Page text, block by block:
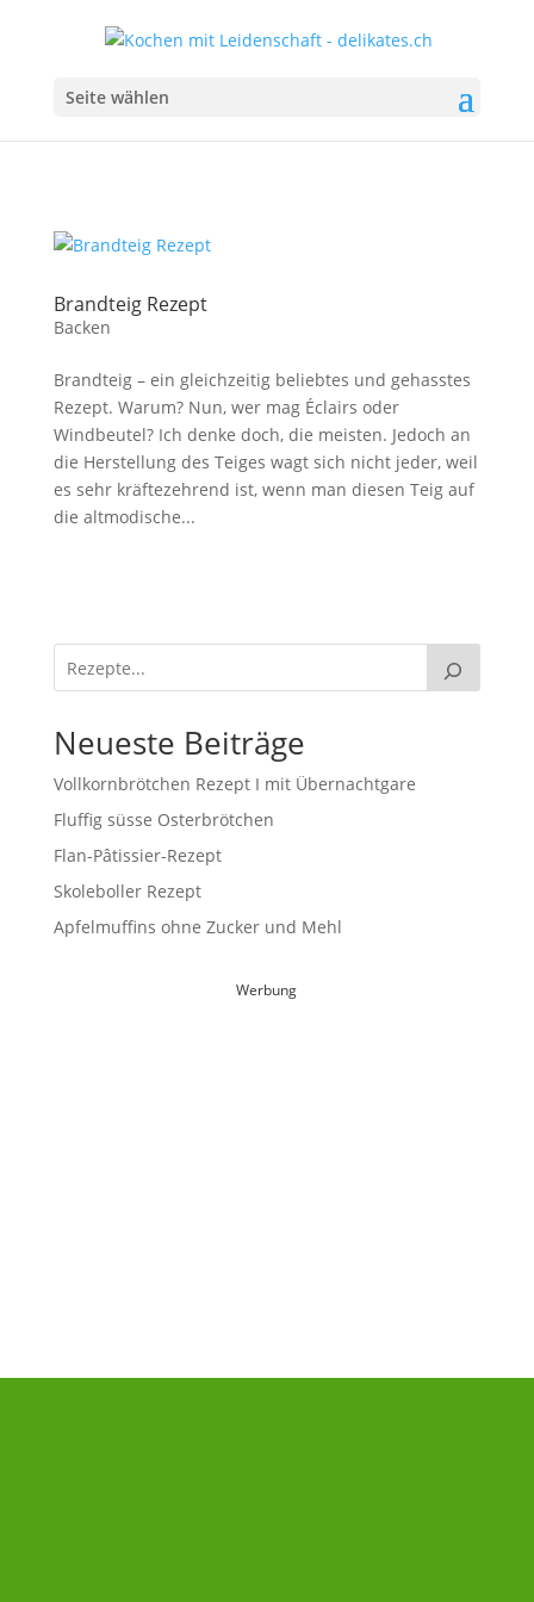
Seite wählen
Brandteig Rezept
Backen
Brandteig – ein gleichzeitig beliebtes und gehasstes
Rezept. Warum? Nun, wer mag Éclairs oder
Windbeutel? Ich denke doch, die meisten. Jedoch an
die Herstellung des Teiges wagt sich nicht jeder, weil
es sehr kräftezehrend ist, wenn man diesen Teig auf
die altmodische...
Neueste Beiträge
Vollkornbrötchen Rezept I mit Übernachtgare
Fluffig süsse Osterbrötchen
Flan-Pâtissier-Rezept
Skoleboller Rezept
Apfelmuffins ohne Zucker und Mehl
Werbung